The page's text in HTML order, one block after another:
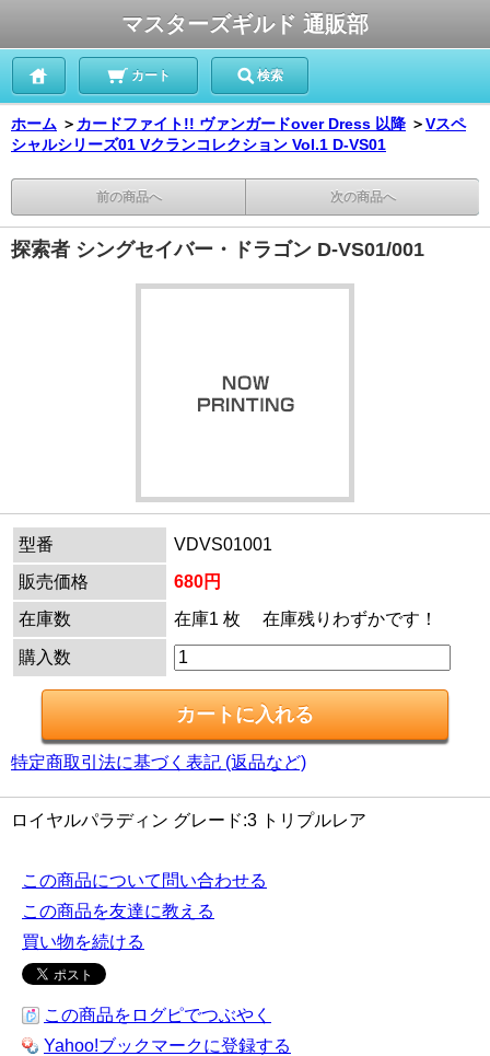
マスターズギルド 通販部
カート 検索
ホーム ＞ カードファイト!! ヴァンガードover Dress 以降 ＞Vスペ
シャルシリーズ01 Vクランコレクション Vol.1 D-VS01
前の商品へ 次の商品へ
探索者 シングセイバー・ドラゴン D-VS01/001
型番
VDVS01001
販売価格
680円
在庫数
在庫1 枚 在庫残りわずかです！
購入数
特定商取引法に基づく表記 (返品など)
ロイヤルパラディン グレード:3 トリプルレア
この商品について問い合わせる
この商品を友達に教える
買い物を続ける
この商品をログピでつぶやく
Yahoo!ブックマークに登録する